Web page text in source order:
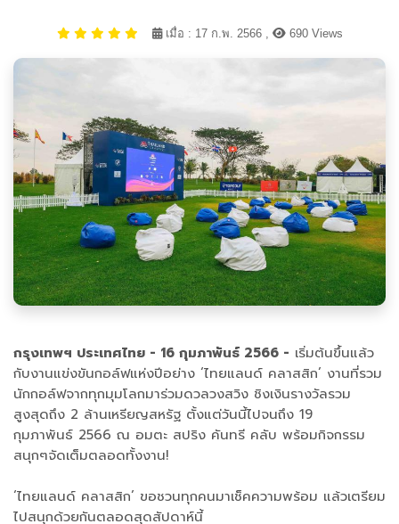
เมื่อ : 17 ก.พ. 2566 , 690 Views
กรุงเทพฯ ประเทศไทย - 16 กุมภาพันธ์ 2566 - เริ่มต้นขึ้นแล้ว
กับงานแข่งขันกอล์ฟแห่งปีอย่าง ‘ไทยแลนด์ คลาสสิก’ งานที่รวม
นักกอล์ฟจากทุกมุมโลกมาร่วมดวลวงสวิง ชิงเงินรางวัลรวม
สูงสุดถึง 2 ล้านเหรียญสหรัฐ ตั้งแต่วันนี้ไปจนถึง 19
กุมภาพันธ์ 2566 ณ อมตะ สปริง คันทรี คลับ พร้อมกิจกรรม
สนุกๆจัดเต็มตลอดทั้งงาน!
‘ไทยแลนด์ คลาสสิก’ ขอชวนทุกคนมาเช็คความพร้อม แล้วเตรียม
ไปสนุกด้วยกันตลอดสุดสัปดาห์นี้